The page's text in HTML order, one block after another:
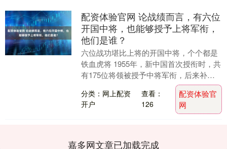
配资体验官网 论战绩而言，有六位
开国中将，也能够授予上将军衔，
他们是谁？
六位战功堪比上将的开国中将，个个都是
铁血虎将 1955年，新中国首次授衔时，共
有175位将领被授予中将军衔，后来补授2
人，总计177位开国中将。然而，在这批
将领....
分类：网上配资
开户
查看：
126
配资体验官
网
嘉多网文章已加载完成